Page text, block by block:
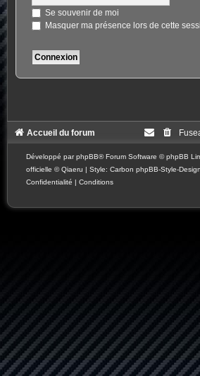
Se souvenir de moi
Masquer ma présence lors de cette
Accueil du forum
Développé parphpBB® Forum Software © phpBB
officielle ©Qiaeru | Style: Carbon phpBB-Style-Design
Confidentialité | Conditions